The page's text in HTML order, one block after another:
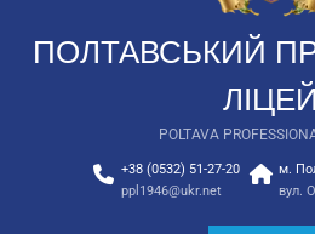
ПОЛТАВСЬКИЙ
ЛІЦЕЙ
POLTAVA
+38 (0532) 51-27-20
ppl1946@ukr.net
м.
вул.